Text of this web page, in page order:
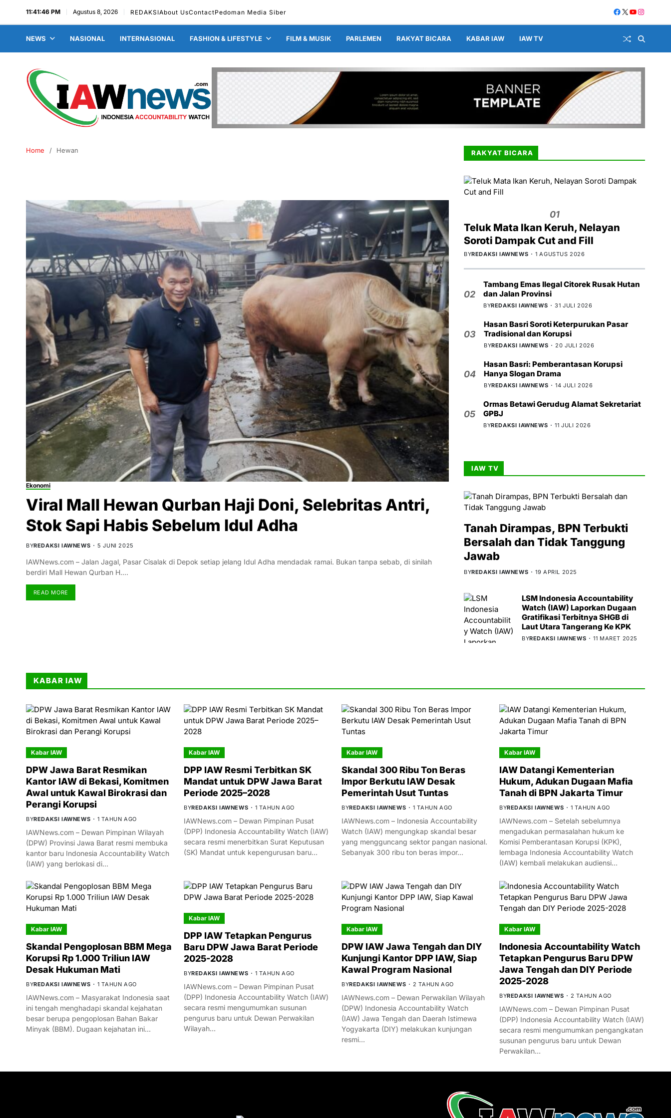
11:41:47 PM Agustus 8, 2026 REDAKSIAbout UsContactPedoman Media Siber
NEWS NASIONAL INTERNASIONAL FASHION & LIFESTYLE FILM & MUSIK PARLEMEN RAKYAT BICARA KABAR IAW IAW TV
Home Hewan
Ekonomi
Viral Mall Hewan Qurban Haji Doni, Selebritas Antri,
Stok Sapi Habis Sebelum Idul Adha
BYREDAKSI IAWNEWS 5 JUNI 2025
IAWNews.com – Jalan Jagal, Pasar Cisalak di Depok setiap jelang Idul Adha mendadak ramai. Bukan tanpa sebab, di sinilah
berdiri Mall Hewan Qurban H.…
READ MORE
RAKYAT BICARA
01
Teluk Mata Ikan Keruh, Nelayan
Soroti Dampak Cut and Fill
BYREDAKSI IAWNEWS 1 AGUSTUS 2026
02
Tambang Emas Ilegal Citorek Rusak Hutan
dan Jalan Provinsi
BYREDAKSI IAWNEWS 31 JULI 2026
03
Hasan Basri Soroti Keterpurukan Pasar
Tradisional dan Korupsi
BYREDAKSI IAWNEWS 20 JULI 2026
04
Hasan Basri: Pemberantasan Korupsi
Hanya Slogan Drama
BYREDAKSI IAWNEWS 14 JULI 2026
05
Ormas Betawi Gerudug Alamat Sekretariat
GPBJ
BYREDAKSI IAWNEWS 11 JULI 2026
IAW TV
Tanah Dirampas, BPN Terbukti
Bersalah dan Tidak Tanggung
Jawab
BYREDAKSI IAWNEWS 19 APRIL 2025
LSM Indonesia Accountability
Watch (IAW) Laporkan Dugaan
Gratifikasi Terbitnya SHGB di
Laut Utara Tangerang Ke KPK
BYREDAKSI IAWNEWS 11 MARET 2025
KABAR IAW
Kabar IAW
DPW Jawa Barat Resmikan
Kantor IAW di Bekasi, Komitmen
Awal untuk Kawal Birokrasi dan
Perangi Korupsi
BYREDAKSI IAWNEWS 1 TAHUN AGO
IAWNews.com – Dewan Pimpinan Wilayah
(DPW) Provinsi Jawa Barat resmi membuka
kantor baru Indonesia Accountability Watch
(IAW) yang berlokasi di…
Kabar IAW
DPP IAW Resmi Terbitkan SK
Mandat untuk DPW Jawa Barat
Periode 2025–2028
BYREDAKSI IAWNEWS 1 TAHUN AGO
IAWNews.com – Dewan Pimpinan Pusat
(DPP) Indonesia Accountability Watch (IAW)
secara resmi menerbitkan Surat Keputusan
(SK) Mandat untuk kepengurusan baru…
Kabar IAW
Skandal 300 Ribu Ton Beras
Impor Berkutu IAW Desak
Pemerintah Usut Tuntas
BYREDAKSI IAWNEWS 1 TAHUN AGO
IAWNews.com – Indonesia Accountability
Watch (IAW) mengungkap skandal besar
yang mengguncang sektor pangan nasional.
Sebanyak 300 ribu ton beras impor…
Kabar IAW
IAW Datangi Kementerian
Hukum, Adukan Dugaan Mafia
Tanah di BPN Jakarta Timur
BYREDAKSI IAWNEWS 1 TAHUN AGO
IAWNews.com – Setelah sebelumnya
mengadukan permasalahan hukum ke
Komisi Pemberantasan Korupsi (KPK),
lembaga Indonesia Accountability Watch
(IAW) kembali melakukan audiensi…
Kabar IAW
Skandal Pengoplosan BBM Mega
Korupsi Rp 1.000 Triliun IAW
Desak Hukuman Mati
BYREDAKSI IAWNEWS 1 TAHUN AGO
IAWNews.com – Masyarakat Indonesia saat
ini tengah menghadapi skandal kejahatan
besar berupa pengoplosan Bahan Bakar
Minyak (BBM). Dugaan kejahatan ini…
Kabar IAW
DPP IAW Tetapkan Pengurus
Baru DPW Jawa Barat Periode
2025-2028
BYREDAKSI IAWNEWS 1 TAHUN AGO
IAWNews.com – Dewan Pimpinan Pusat
(DPP) Indonesia Accountability Watch (IAW)
secara resmi mengumumkan susunan
pengurus baru untuk Dewan Perwakilan
Wilayah…
Kabar IAW
DPW IAW Jawa Tengah dan DIY
Kunjungi Kantor DPP IAW, Siap
Kawal Program Nasional
BYREDAKSI IAWNEWS 2 TAHUN AGO
IAWNews.com – Dewan Perwakilan Wilayah
(DPW) Indonesia Accountability Watch
(IAW) Jawa Tengah dan Daerah Istimewa
Yogyakarta (DIY) melakukan kunjungan
resmi…
Kabar IAW
Indonesia Accountability Watch
Tetapkan Pengurus Baru DPW
Jawa Tengah dan DIY Periode
2025-2028
BYREDAKSI IAWNEWS 2 TAHUN AGO
IAWNews.com – Dewan Pimpinan Pusat
(DPP) Indonesia Accountability Watch (IAW)
secara resmi mengumumkan pengangkatan
susunan pengurus baru untuk Dewan
Perwakilan…